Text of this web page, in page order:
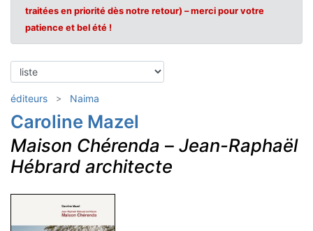
traitées en priorité dès notre retour) – merci pour votre
patience et bel été !
éditeurs Naima
Caroline Mazel
Maison Chérenda – Jean-Raphaël
Hébrard architecte